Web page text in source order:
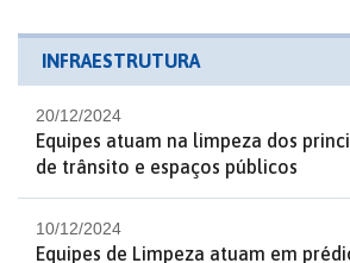
INFRAESTRUTURA
20/12/2024
Equipes atuam na limpeza dos
de trânsito e espaços públicos
10/12/2024
Equipes de Limpeza atuam em